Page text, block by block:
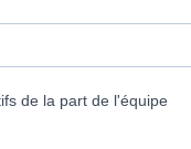
de la part de l'équipe